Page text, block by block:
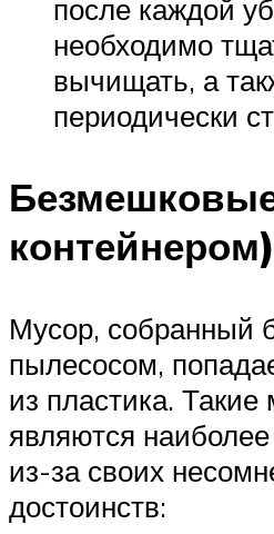
после каждой
необходимо
вычищать, а
периодически
контейнером)
Мусор, собранный
пылесосом,
из пластика. Такие
являются
из-за своих
достоинств: